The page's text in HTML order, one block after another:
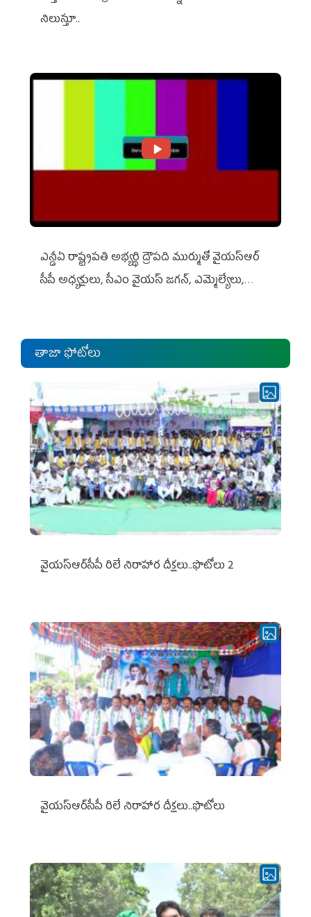
నిలుస్తూ..
ఎన్డీఏ రాష్ట్ర‌ప‌తి అభ్య‌ర్థి ద్రౌప‌ది ముర్ముతో వైయ‌స్ఆర్
సీపీ అధ్య‌క్షులు, సీఎం వైయ‌స్ జ‌గ‌న్, ఎమ్మెల్యేలు,
తాజా ఫోటోలు
వైయ‌స్ఆర్‌సీపీ రిలే నిరాహార దీక్షలు..ఫొటోలు 2
వైయ‌స్ఆర్‌సీపీ రిలే నిరాహార దీక్షలు..ఫొటోలు